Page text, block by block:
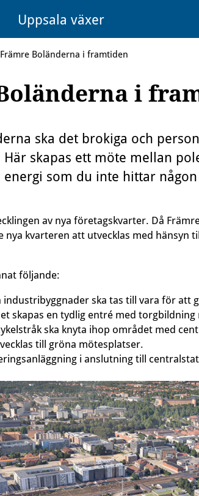
Uppsala växer
Främre Boländerna i framtiden
i
ska det brokiga och
skapas ett möte mellan
som du inte hittar
av nya företagskvarter. Då
nya kvarteren att utvecklas med hänsyn
följande:
industribyggnader ska tas till vara för att
skapas en tydlig entré med
ska knyta ihop området med
till gröna mötesplatser.
i anslutning till